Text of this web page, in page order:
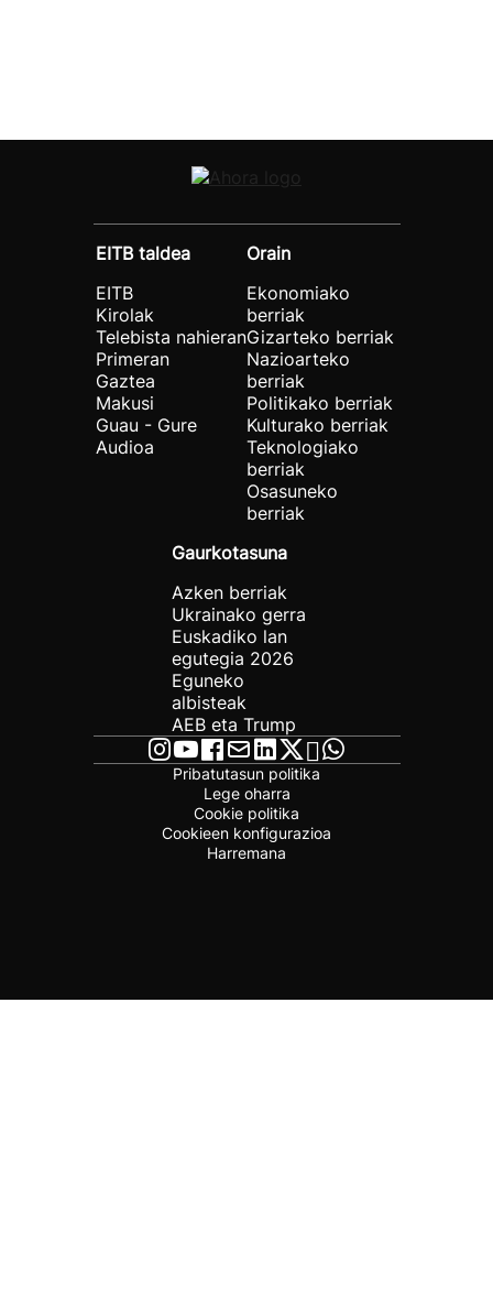
EITB taldea
EITB
Kirolak
Telebista nahieran
Primeran
Gaztea
Makusi
Guau - Gure
Audioa
Orain
Ekonomiako
berriak
Gizarteko berriak
Nazioarteko
berriak
Politikako berriak
Kulturako berriak
Teknologiako
berriak
Osasuneko
berriak
Gaurkotasuna
Azken berriak
Ukrainako gerra
Euskadiko lan
egutegia 2026
Eguneko
albisteak
AEB eta Trump
Pribatutasun politika
Lege oharra
Cookie politika
Cookieen konfigurazioa
Harremana